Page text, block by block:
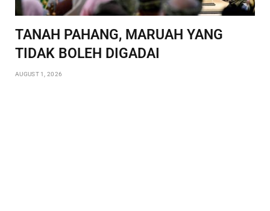
TANAH PAHANG, MARUAH YANG
TIDAK BOLEH DIGADAI
AUGUST 1, 2026